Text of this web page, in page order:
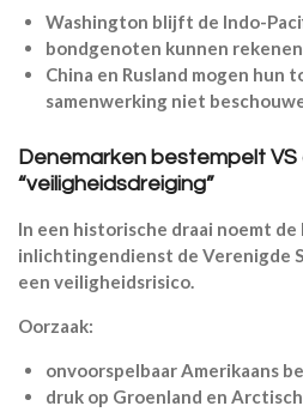
Washington blijft de Indo-
bondgenoten kunnen
China en Rusland mogen hun
samenwerking niet
Denemarken bestempelt VS
“veiligheidsdreiging”
In een historische draai noemt de
inlichtingendienst de Verenigde
een veiligheidsrisico.
Oorzaak:
onvoorspelbaar Amerikaans
druk op Groenland en